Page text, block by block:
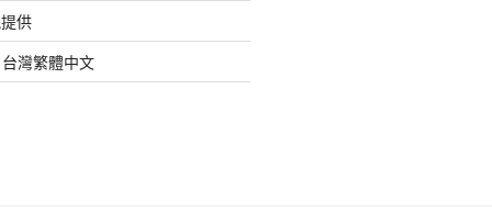
供
灣繁體中文